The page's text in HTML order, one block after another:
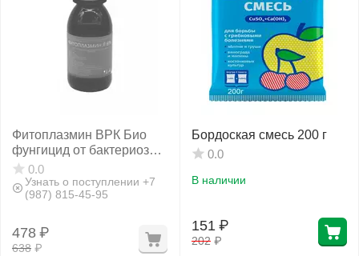
Фитоплазмин ВРК Био
фунгицид от бактериоза и
столбура 100 мл
0.0
Узнать о поступлении +7
(987) 815-45-95
638 ₽
478 ₽
Бордоская смесь 200 г
0.0
В наличии
202 ₽
151 ₽